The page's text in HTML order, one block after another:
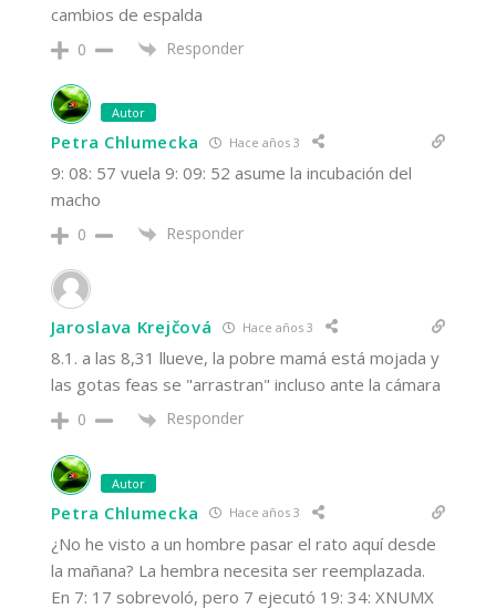
cambios de espalda
0 Responder
Autor
Petra Chlumecka Hace años 3
9: 08: 57 vuela 9: 09: 52 asume la incubación del
macho
0 Responder
Jaroslava Krejčová Hace años 3
8.1. a las 8,31 llueve, la pobre mamá está mojada y
las gotas feas se "arrastran" incluso ante la cámara
0 Responder
Autor
Petra Chlumecka Hace años 3
¿No he visto a un hombre pasar el rato aquí desde
la mañana? La hembra necesita ser reemplazada.
En 7: 17 sobrevoló, pero 7 ejecutó 19: 34: XNUMX